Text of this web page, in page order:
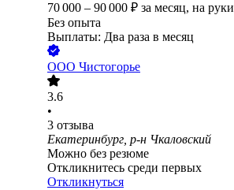
70 000 – 90 000 ₽ за месяц, на руки
Без опыта
Выплаты: Два раза в месяц
ООО Чистогорье
3.6
•
3 отзыва
Екатеринбург, р-н Чкаловский
Можно без резюме
Откликнитесь среди первых
Откликнуться